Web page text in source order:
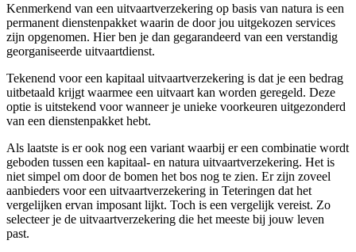
Kenmerkend van een uitvaartverzekering op basis van natura is een
permanent dienstenpakket waarin de door jou uitgekozen services
zijn opgenomen. Hier ben je dan gegarandeerd van een verstandig
georganiseerde uitvaartdienst.
Tekenend voor een kapitaal uitvaartverzekering is dat je een bedrag
uitbetaald krijgt waarmee een uitvaart kan worden geregeld. Deze
optie is uitstekend voor wanneer je unieke voorkeuren uitgezonderd
van een dienstenpakket hebt.
Als laatste is er ook nog een variant waarbij er een combinatie wordt
geboden tussen een kapitaal- en natura uitvaartverzekering. Het is
niet simpel om door de bomen het bos nog te zien. Er zijn zoveel
aanbieders voor een uitvaartverzekering in Teteringen dat het
vergelijken ervan imposant lijkt. Toch is een vergelijk vereist. Zo
selecteer je de uitvaartverzekering die het meeste bij jouw leven
past.